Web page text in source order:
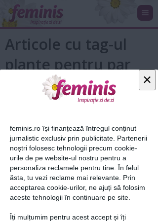
×
feminis.ro își finanțează întregul conținut
jurnalistic exclusiv prin publicitate. Partenerii
noștri folosesc tehnologii precum cookie-
urile de pe website-ul nostru pentru a
personaliza reclamele pentru tine. În felul
ăsta, tu vezi reclame mai relevante. Prin
acceptarea cookie-urilor, ne ajuți să folosim
aceste tehnologii în continuare pe site.
Îți mulțumim pentru acest accept și îți
Articole cu tag-ul
plante pentru par
Ulei din ierburi pentru parul subtire
17 aug 2011